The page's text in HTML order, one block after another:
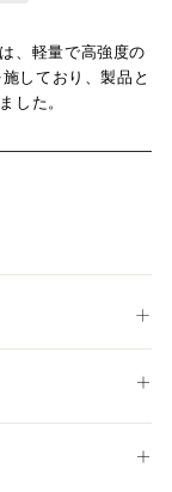
、軽量で高強度の
しており、製品と
した。
稿